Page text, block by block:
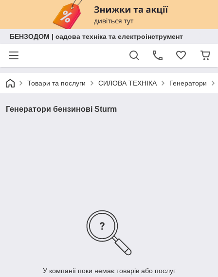
БЕНЗОДОМ | садова техніка та електроінструмент
Товари та послуги СИЛОВА ТЕХНІКА Генератори
Генератори бензинові Sturm
У компанії поки немає товарів або послуг